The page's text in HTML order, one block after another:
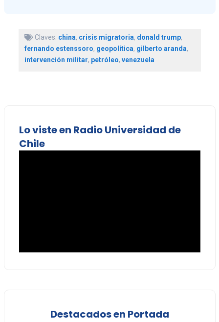
Claves: china, crisis migratoria, donald trump,
fernando estenssoro, geopolítica, gilberto aranda,
intervención militar, petróleo, venezuela
Lo viste en Radio Universidad de
Chile
Destacados en Portada